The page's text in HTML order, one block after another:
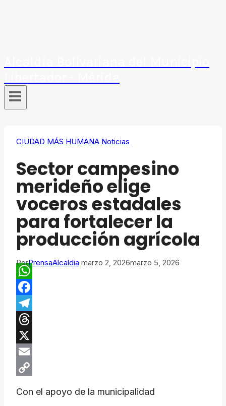
CIUDAD MÁS HUMANA Noticias
Sector campesino
merideño elige
voceros estadales
para fortalecer la
producción agrícola
PorPrensaAlcaldia marzo 2, 2026marzo 5, 2026
WhatsApp
Facebook
Telegram
Threads
X
Email
Con el apoyo de la municipalidad